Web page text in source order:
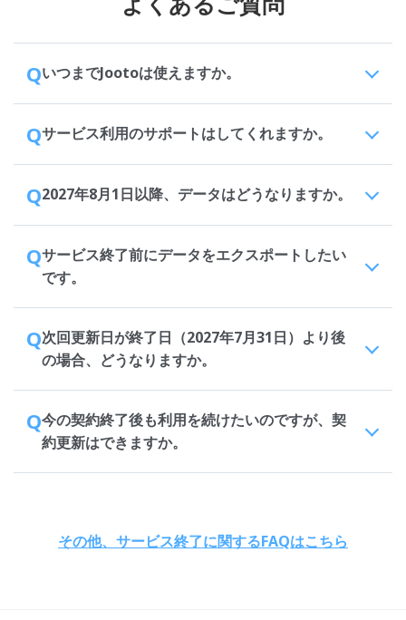
QいつまでJootoは使えますか。
Qサービス利用のサポートはしてくれますか。
Q2027年8月1日以降、データはどうなりますか。
Qサービス終了前にデータをエクスポートしたい
です。
Q次回更新日が終了日（2027年7月31日）より後
の場合、どうなりますか。
Q今の契約終了後も利用を続けたいのですが、契
約更新はできますか。
その他、サービス終了に関するFAQはこちら